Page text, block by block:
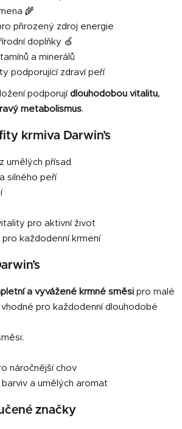
🌾
přirozený zdroj energie
doplňky 🍏
a minerálů
podporující zdraví peří
podporují dlouhodobou vitalitu,
metabolismus.
krmiva Darwin’s
umělých přísad
silného peří
pro aktivní život
pro každodenní krmení
a vyvážené krmné směsi pro malé
pro každodenní dlouhodobé
náročnější chov
a umělých aromat
značky